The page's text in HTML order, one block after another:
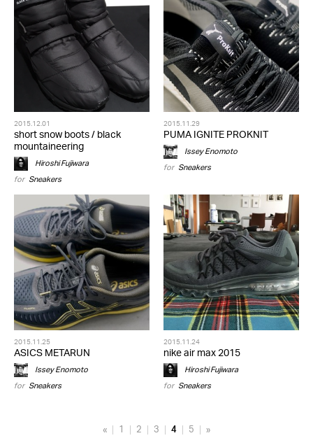
2015.12.01
short snow boots / black
mountaineering
Hiroshi Fujiwara
for Sneakers
2015.11.29
PUMA IGNITE PROKNIT
Issey Enomoto
for Sneakers
2015.11.25
ASICS METARUN
Issey Enomoto
for Sneakers
2015.11.24
nike air max 2015
Hiroshi Fujiwara
for Sneakers
« 1 2 3 4 5 »